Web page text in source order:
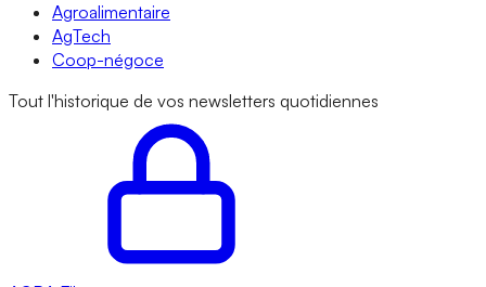
Agroalimentaire
AgTech
Coop-négoce
Tout l'historique de vos newsletters quotidiennes